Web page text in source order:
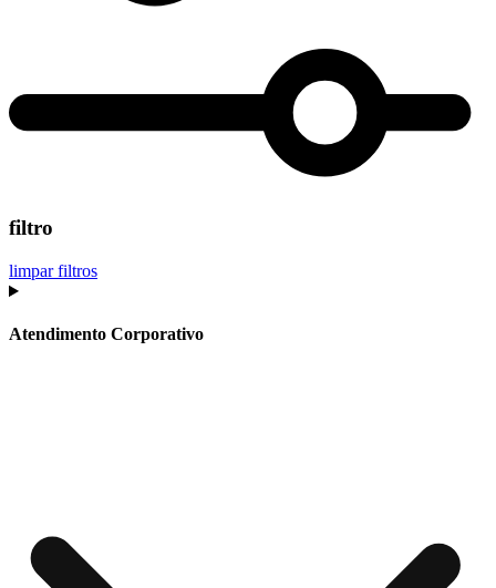
filtro
limpar filtros
Atendimento Corporativo